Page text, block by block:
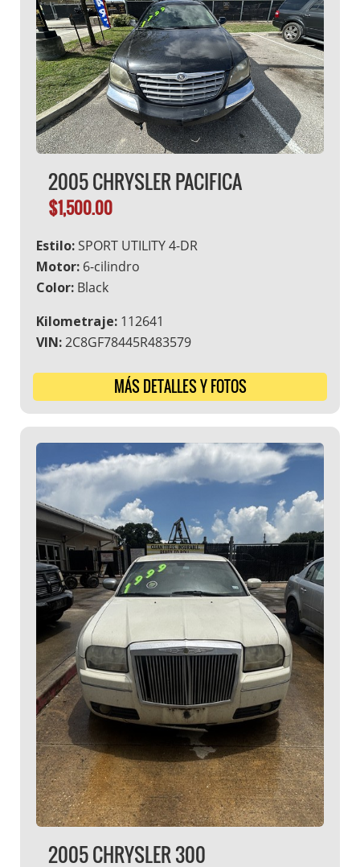
2005 CHRYSLER PACIFICA
$1,500.00
Estilo:SPORT UTILITY 4-DR
Motor: 6-cilindro
Color: Black
Kilometraje: 112641
VIN:2C8GF78445R483579
MÁS DETALLES Y FOTOS
2005 CHRYSLER 300